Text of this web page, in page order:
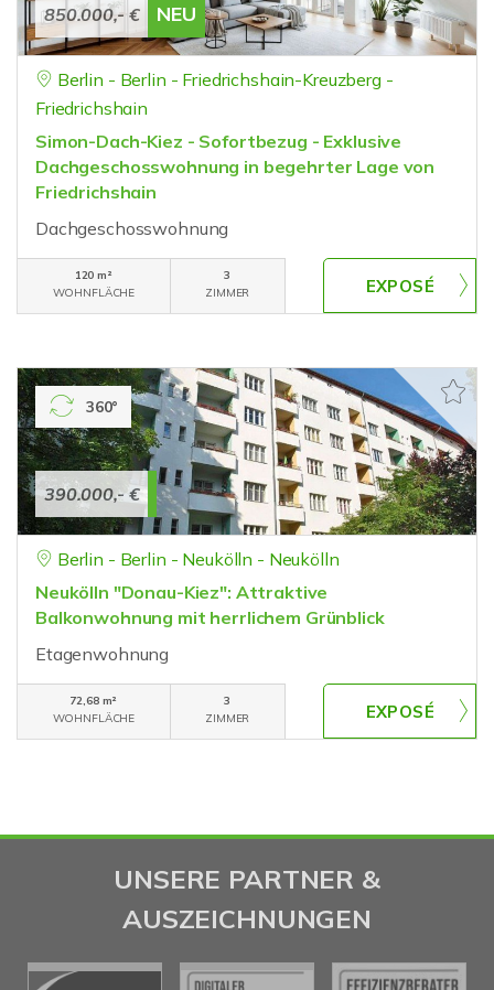
850.000,- € NEU
Berlin - Berlin - Friedrichshain-Kreuzberg -
Friedrichshain
Simon-Dach-Kiez - Sofortbezug - Exklusive
Dachgeschosswohnung in begehrter Lage von
Friedrichshain
Dachgeschosswohnung
120 m²
WOHNFLÄCHE
3
ZIMMER
390.000,- €
360°
Berlin - Berlin - Neukölln - Neukölln
Neukölln "Donau-Kiez": Attraktive
Balkonwohnung mit herrlichem Grünblick
Etagenwohnung
72,68 m²
WOHNFLÄCHE
3
ZIMMER
UNSERE PARTNER &
AUSZEICHNUNGEN